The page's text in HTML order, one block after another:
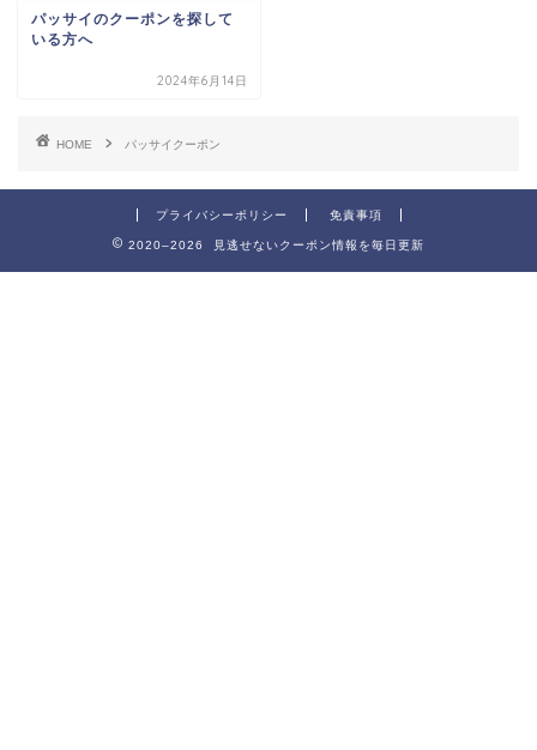
パッサイのクーポンを探して
いる方へ
2024年6月14日
HOME パッサイクーポン
プライバシーポリシー 免責事項
2020–2026 見逃せないクーポン情報を毎日更新